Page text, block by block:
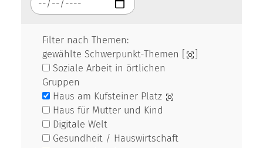
Filter nach Themen:
gewählte Schwerpunkt-Themen [
Soziale Arbeit in örtlichen
Gruppen
Haus am Kufsteiner Platz
Haus für Mutter und Kind
Digitale Welt
Gesundheit / Hauswirtschaft